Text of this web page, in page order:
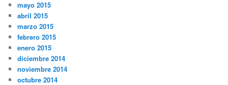
mayo 2015
abril 2015
marzo 2015
febrero 2015
enero 2015
diciembre 2014
noviembre 2014
octubre 2014